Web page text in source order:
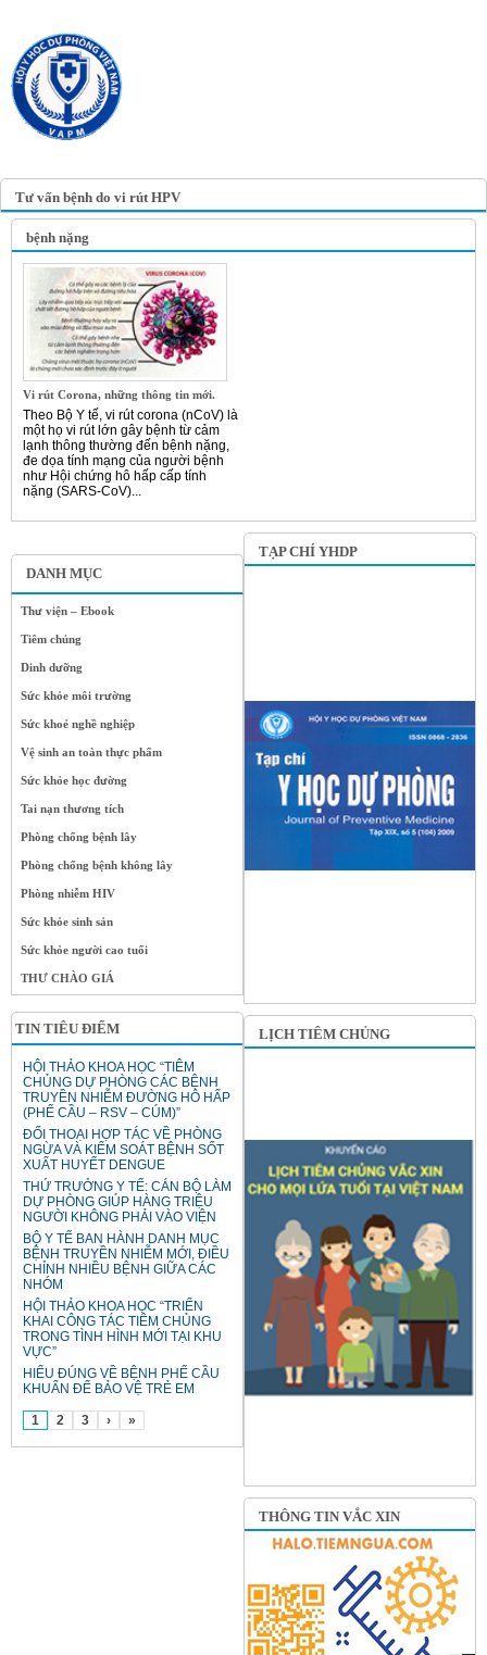
Tư vấn bệnh do vi rút HPV
DANH MỤC
Thư viện – Ebook
Tiêm chủng
Dinh dưỡng
Sức khỏe môi trường
Sức khoẻ nghề nghiệp
Vệ sinh an toàn thực phẩm
Sức khỏe học đường
Tai nạn thương tích
Phòng chống bệnh lây
Phòng chống bệnh không lây
Phòng nhiễm HIV
Sức khỏe sinh sản
Sức khỏe người cao tuổi
THƯ CHÀO GIÁ
TIN TIÊU ĐIỂM
HỘI THẢO KHOA HỌC “TIÊM
CHỦNG DỰ PHÒNG CÁC BỆNH
TRUYỀN NHIỄM ĐƯỜNG HÔ HẤP
(PHẾ CẦU – RSV – CÚM)”
ĐỐI THOẠI HỢP TÁC VỀ PHÒNG
NGỪA VÀ KIỂM SOÁT BỆNH SỐT
XUẤT HUYẾT DENGUE
THỨ TRƯỞNG Y TẾ: CÁN BỘ LÀM
DỰ PHÒNG GIÚP HÀNG TRIỆU
NGƯỜI KHÔNG PHẢI VÀO VIỆN
BỘ Y TẾ BAN HÀNH DANH MỤC
BỆNH TRUYỀN NHIỄM MỚI, ĐIỀU
CHỈNH NHIỀU BỆNH GIỮA CÁC
NHÓM
HỘI THẢO KHOA HỌC “TRIỂN
KHAI CÔNG TÁC TIÊM CHỦNG
TRONG TÌNH HÌNH MỚI TẠI KHU
VỰC”
HIỂU ĐÚNG VỀ BỆNH PHẾ CẦU
KHUẨN ĐỂ BẢO VỆ TRẺ EM
1 2 3 › »
bệnh nặng
Vi rút Corona, những thông tin mới.
Theo Bộ Y tế, vi rút corona (nCoV) là
một họ vi rút lớn gây bệnh từ cảm
lạnh thông thường đến bệnh nặng,
đe dọa tính mạng của người bệnh
như Hội chứng hô hấp cấp tính
nặng (SARS-CoV)...
TẠP CHÍ YHDP
LỊCH TIÊM CHỦNG
THÔNG TIN VẮC XIN